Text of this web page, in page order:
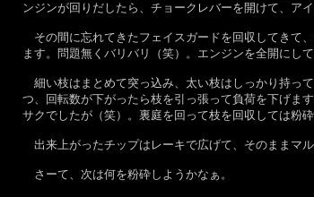
ンジンが回りだしたら、チョークレバーを開けて、ア
その間に忘れてきたフェイスガードを回収してきて
ます。問題無くバリバリ（笑）。エンジンを全開にし
細い枝はまとめて突っ込み、太い枝はしっかり持っ
つ、回転数が下がったら枝を引っ張って負荷を下げま
サクでしたが（笑）。裏庭を回って枝を回収しては粉
出来上がったチップはレーキで広げて、そのままマ
さーて、次は何を粉砕しようかなぁ。